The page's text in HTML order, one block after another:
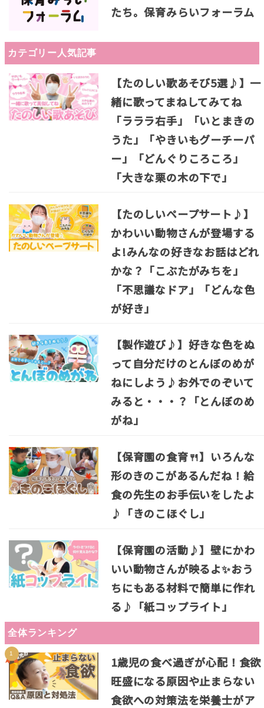
たち。保育みらいフォーラム
カテゴリー人気記事
【たのしい歌あそび5選♪】一
緒に歌ってまねしてみてね
「ラララ右手」「いとまきの
うた」「やきいもグーチーパ
ー」「どんぐりころころ」
「大きな栗の木の下で」
【たのしいペープサート♪】
かわいい動物さんが登場する
よ!みんなの好きなお話はどれ
かな？「こぶたがみちを」
「不思議なドア」「どんな色
が好き」
【製作遊び♪】好きな色をぬ
って自分だけのとんぼのめが
ねにしよう♪お外でのぞいて
みると・・・？「とんぼのめ
がね」
【保育園の食育🍴】いろんな
形のきのこがあるんだね！給
食の先生のお手伝いをしたよ
♪「きのこほぐし」
【保育園の活動♪】壁にかわ
いい動物さんが映るよ✨おう
ちにもある材料で簡単に作れ
る♪「紙コップライト」
全体ランキング
1歳児の食べ過ぎが心配！食欲
旺盛になる原因や止まらない
食欲への対策法を栄養士がア